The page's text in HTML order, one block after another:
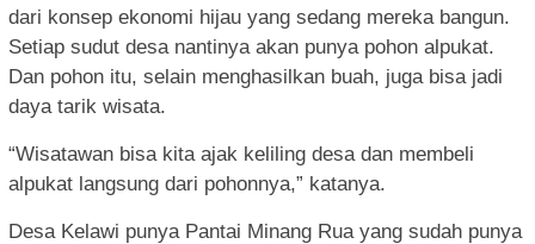
dari konsep ekonomi hijau yang sedang mereka bangun.
Setiap sudut desa nantinya akan punya pohon alpukat.
Dan pohon itu, selain menghasilkan buah, juga bisa jadi
daya tarik wisata.
“Wisatawan bisa kita ajak keliling desa dan membeli
alpukat langsung dari pohonnya,” katanya.
Desa Kelawi punya Pantai Minang Rua yang sudah punya